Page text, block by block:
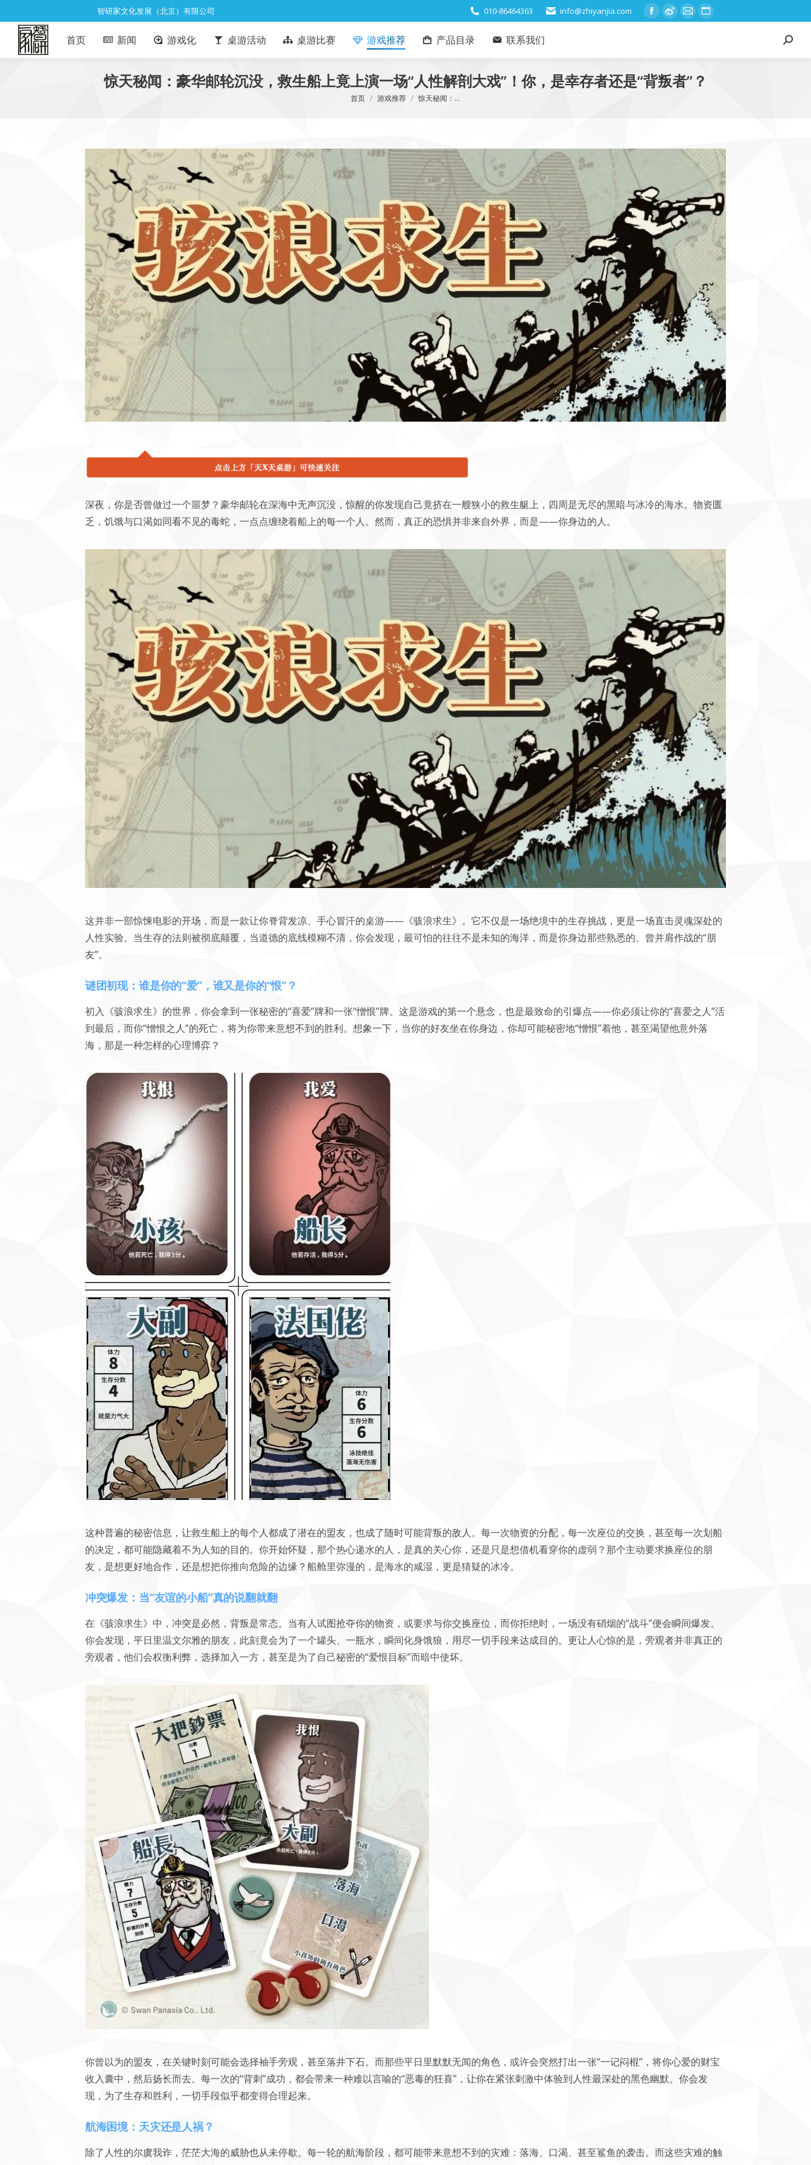
智研家文化发展（北京）有限公司 010-86464363 info@zhiyanjia.com
Facebook
new
Weibo
new
Mail
new
Website
首页 新闻 游戏化 桌游活动 桌游比赛 游戏推荐 产品目录 联系我们 Search:
惊天秘闻：豪华邮轮沉没，救生船上竟上演一场“人性解剖大戏”！你，是幸存者还是“背叛者”？
您在这里：
首页 游戏推荐 惊天秘闻：…
深夜，你是否曾做过一个噩梦？豪华邮轮在深海中无声沉没，惊醒的你发现自己竟挤在一艘狭小的救生艇上，四周是无尽的黑暗与冰冷的海水。物资匮
乏，饥饿与口渴如同看不见的毒蛇，一点点缠绕着船上的每一个人。然而，真正的恐惧并非来自外界，而是——你身边的人。
这并非一部惊悚电影的开场，而是一款让你脊背发凉、手心冒汗的桌游——《骇浪求生》。它不仅是一场绝境中的生存挑战，更是一场直击灵魂深处的
人性实验。当生存的法则被彻底颠覆，当道德的底线模糊不清，你会发现，最可怕的往往不是未知的海洋，而是你身边那些熟悉的、曾并肩作战的“朋
友”。
谜团初现：谁是你的“爱”，谁又是你的“恨”？
初入《骇浪求生》的世界，你会拿到一张秘密的“喜爱”牌和一张“憎恨”牌。这是游戏的第一个悬念，也是最致命的引爆点——你必须让你的“喜爱之人”活
到最后，而你“憎恨之人”的死亡，将为你带来意想不到的胜利。想象一下，当你的好友坐在你身边，你却可能秘密地“憎恨”着他，甚至渴望他意外落
海，那是一种怎样的心理博弈？
这种普遍的秘密信息，让救生船上的每个人都成了潜在的盟友，也成了随时可能背叛的敌人。每一次物资的分配，每一次座位的交换，甚至每一次划船
的决定，都可能隐藏着不为人知的目的。你开始怀疑，那个热心递水的人，是真的关心你，还是只是想借机看穿你的虚弱？那个主动要求换座位的朋
友，是想更好地合作，还是想把你推向危险的边缘？船舱里弥漫的，是海水的咸湿，更是猜疑的冰冷。
冲突爆发：当“友谊的小船”真的说翻就翻
在《骇浪求生》中，冲突是必然，背叛是常态。当有人试图抢夺你的物资，或要求与你交换座位，而你拒绝时，一场没有硝烟的“战斗”便会瞬间爆发。
你会发现，平日里温文尔雅的朋友，此刻竟会为了一个罐头、一瓶水，瞬间化身饿狼，用尽一切手段来达成目的。更让人心惊的是，旁观者并非真正的
旁观者，他们会权衡利弊，选择加入一方，甚至是为了自己秘密的“爱恨目标”而暗中使坏。
你曾以为的盟友，在关键时刻可能会选择袖手旁观，甚至落井下石。而那些平日里默默无闻的角色，或许会突然打出一张“一记闷棍”，将你心爱的财宝
收入囊中，然后扬长而去。每一次的“背刺”成功，都会带来一种难以言喻的“恶毒的狂喜”，让你在紧张刺激中体验到人性最深处的黑色幽默。你会发
现，为了生存和胜利，一切手段似乎都变得合理起来。
航海困境：天灾还是人祸？
除了人性的尔虞我诈，茫茫大海的威胁也从未停歇。每一轮的航海阶段，都可能带来意想不到的灾难：落海、口渴、甚至鲨鱼的袭击。而这些灾难的触